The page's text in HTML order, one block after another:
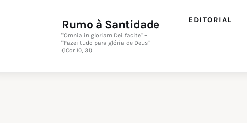
Rumo à Santidade
"Omnia in gloriam Dei facite" –
"Fazei tudo para glória de Deus"
(1Cor 10, 31)
EDITORIAL